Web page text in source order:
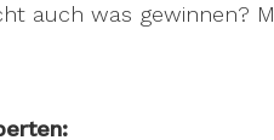
auch was gewinnen?